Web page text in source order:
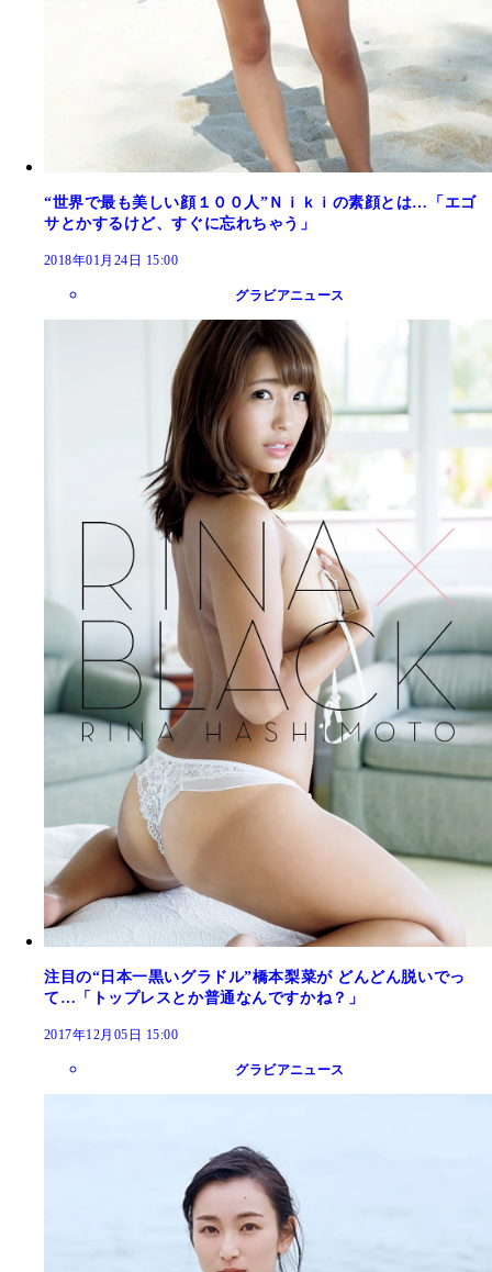
“世界で最も美しい顔１００人”Ｎｉｋｉの素顔とは…「エゴ
サとかするけど、すぐに忘れちゃう」
2018年01月24日 15:00
グラビアニュース
注目の“日本一黒いグラドル”橋本梨菜が どんどん脱いでっ
て…「トップレスとか普通なんですかね？」
2017年12月05日 15:00
グラビアニュース